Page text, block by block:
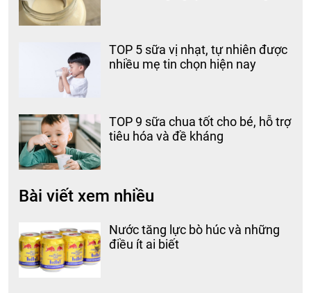
TOP 5 sữa vị nhạt, tự nhiên được
nhiều mẹ tin chọn hiện nay
TOP 9 sữa chua tốt cho bé, hỗ trợ
tiêu hóa và đề kháng
Bài viết xem nhiều
Nước tăng lực bò húc và những
điều ít ai biết